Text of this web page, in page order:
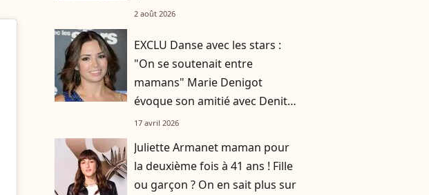
2 août 2026
EXCLU Danse avec les stars :
"On se soutenait entre
mamans" Marie Denigot
évoque son amitié avec Denitsa
Ikonomova, sa fille et un
17 avril 2026
Juliette Armanet maman pour
la deuxième fois à 41 ans ! Fille
ou garçon ? On en sait plus sur